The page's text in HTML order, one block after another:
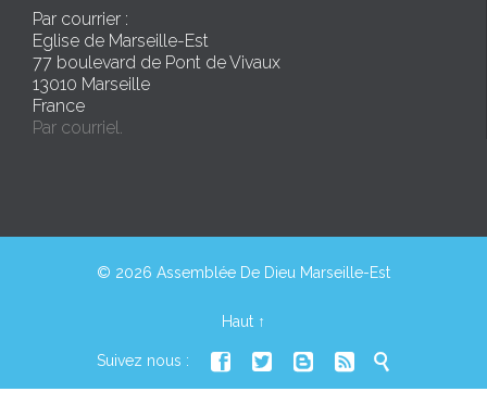
Par courrier :
Eglise de Marseille-Est
77 boulevard de Pont de Vivaux
13010 Marseille
France
Par courriel.
© 2026 Assemblée De Dieu Marseille-Est
Haut ↑
Suivez nous :     